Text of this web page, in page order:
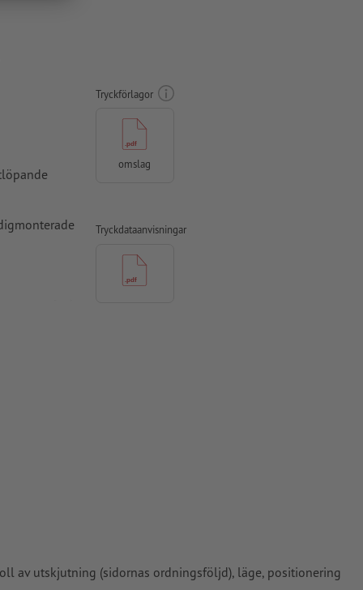
till
Tryckförlagor
omslag
Tryckdataanvisningar
av utskjutning (sidornas ordningsföljd), läge, positionering